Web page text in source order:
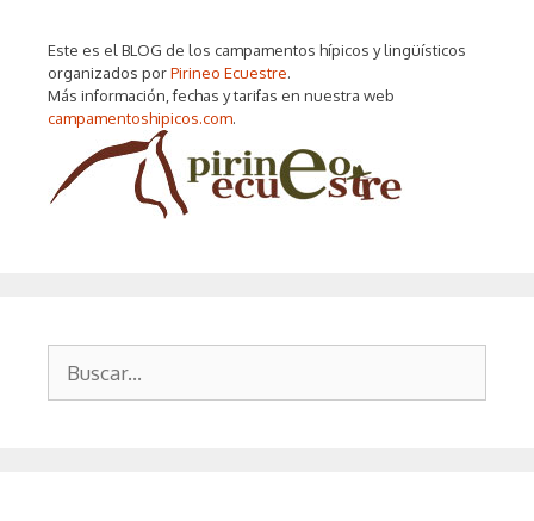
Este es el BLOG de los campamentos hípicos y lingüísticos
organizados porPirineo Ecuestre.
Más información, fechas y tarifas en nuestra web
campamentoshipicos.com.